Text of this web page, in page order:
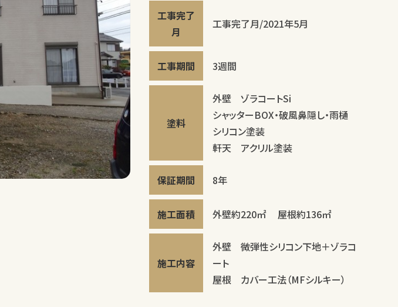
工事完了
月
工事完了月/2021年5月
工事期間 3週間
塗料
外壁 ゾラコートSi
シャッターBOX・破風鼻隠し・雨樋
シリコン塗装
軒天 アクリル塗装
保証期間 8年
施工面積 外壁約220㎡ 屋根約136㎡
施工内容
外壁 微弾性シリコン下地＋ゾラコ
ート
屋根 カバー工法（MFシルキー）